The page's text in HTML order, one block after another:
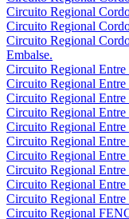
Circuito Regional
Circuito Regional
Circuito Regional
Embalse.
Circuito Regional
Circuito Regional
Circuito Regional
Circuito Regional
Circuito Regional
Circuito Regional
Circuito Regional
Circuito Regional
Circuito Regional
Circuito Regional Entre
Circuito Regional